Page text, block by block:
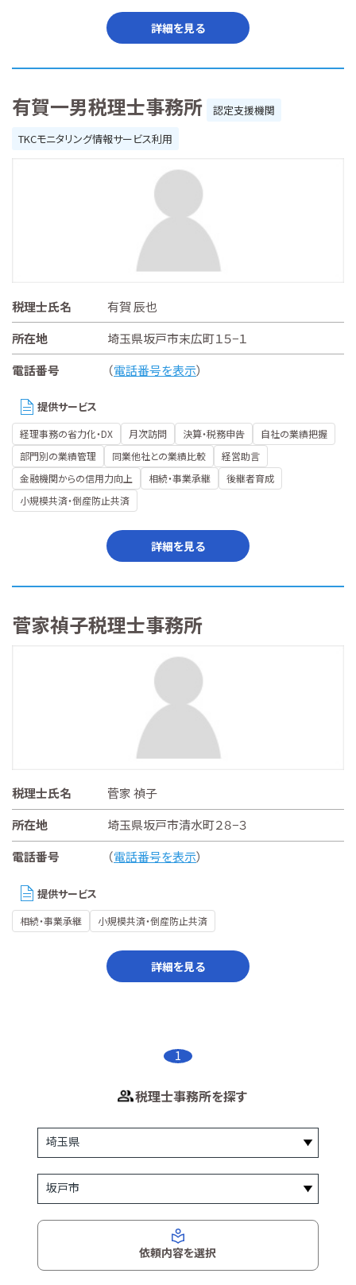
詳細を見る
有賀一男税理士事務所
認定支援機関
TKCモニタリング情報サービス利用
税理士氏名
有賀 辰也
所在地
埼玉県坂戸市末広町１５−１
電話番号
（電話番号を表示）
提供サービス
経理事務の省力化・DX 月次訪問 決算・税務申告
自社の業績把握
部門別の業績管理
同業他社との業績比較
経営助言
金融機関からの信用力向上
相続・事業承継
後継者育成
小規模共済・倒産防止共済
詳細を見る
菅家禎子税理士事務所
税理士氏名
菅家 禎子
所在地
埼玉県坂戸市清水町２８−３
電話番号
（電話番号を表示）
提供サービス
相続・事業承継 小規模共済・倒産防止共済
詳細を見る
1
税理士事務所を探す
依頼内容を選択